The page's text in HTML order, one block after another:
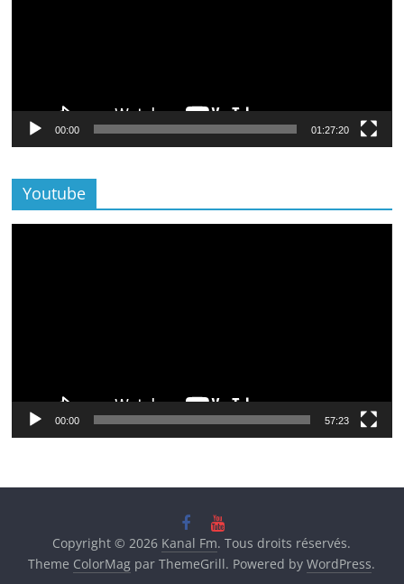
00:00 01:27:20
Youtube
00:00 57:23
Copyright © 2026 Kanal Fm. Tous droits réservés.
Theme ColorMag par ThemeGrill. Powered byWordPress.